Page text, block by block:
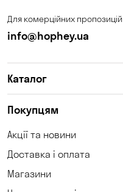
Фонтанка
Шкарівка
Для комерційних пропозицій
info@hophey.ua
Каталог
Покупцям
Акції та новини
Доставка і оплата
Магазини